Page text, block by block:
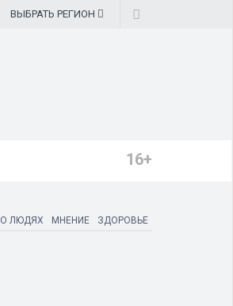
ВЫБРАТЬ РЕГИОН
16+
О ЛЮДЯХ МНЕНИЕ ЗДОРОВЬЕ